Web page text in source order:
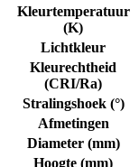
Kleurtemperatuur
(K)
Lichtkleur
Kleurechtheid
(CRI/Ra)
Stralingshoek (°)
Afmetingen
Diameter (mm)
Hoogte (mm)